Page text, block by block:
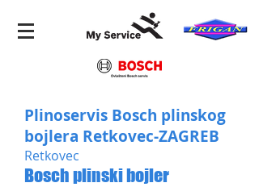
Plinoservis Bosch plinskog
bojlera Retkovec-ZAGREB
Retkovec
Bosch plinski bojler